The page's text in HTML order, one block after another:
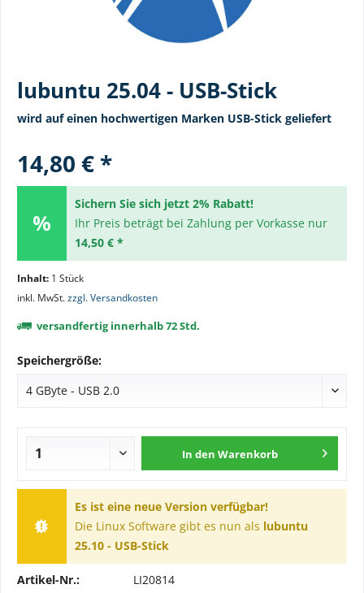
lubuntu 25.04 - USB-Stick
wird auf einen hochwertigen Marken USB-Stick geliefert
14,80 € *
Sichern Sie sich jetzt 2% Rabatt!
Ihr Preis beträgt bei Zahlung per Vorkasse nur
14,50 € *
Inhalt: 1 Stück
inkl. MwSt.zzgl. Versandkosten
versandfertig innerhalb 72 Std.
Speichergröße:
In den Warenkorb
Es ist eine neue Version verfügbar!
Die Linux Software gibt es nun als lubuntu
25.10 - USB-Stick
Artikel-Nr.: LI20814